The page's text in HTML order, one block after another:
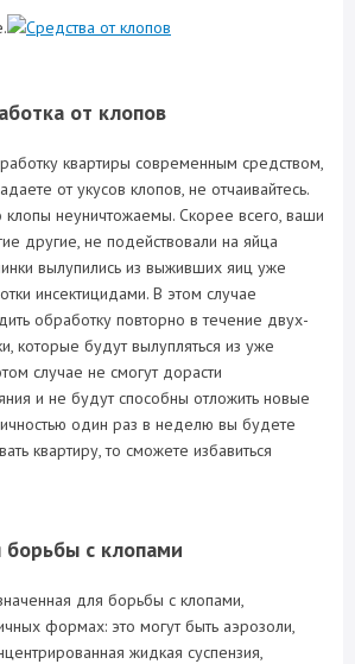
от клопов
квартиры современным средством,
от укусов клопов, не отчаивайтесь.
клопы неуничтожаемы. Скорее всего, ваши
другие, не подействовали на яйца
вылупились из выживших яиц уже
инсектицидами. В этом случае
обработку повторно в течение двух-
которые будут вылупляться из уже
случае не смогут дорасти
и не будут способны отложить новые
один раз в неделю вы будете
квартиру, то сможете избавиться
с клопами
для борьбы с клопами,
формах: это могут быть аэрозоли,
жидкая суспензия,